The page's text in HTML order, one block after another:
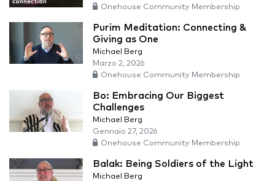
Onehouse Community Membership
Purim Meditation: Connecting &
Giving as One
Michael Berg
Marzo 2, 2026
Onehouse Community Membership
Bo: Embracing Our Biggest
Challenges
Michael Berg
Gennaio 27, 2026
Onehouse Community Membership
Balak: Being Soldiers of the Light
Michael Berg